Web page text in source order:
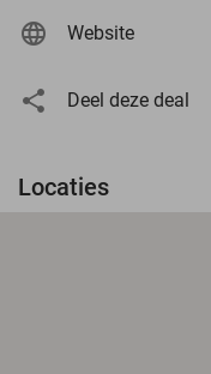
Website
Deel deze deal
Locaties